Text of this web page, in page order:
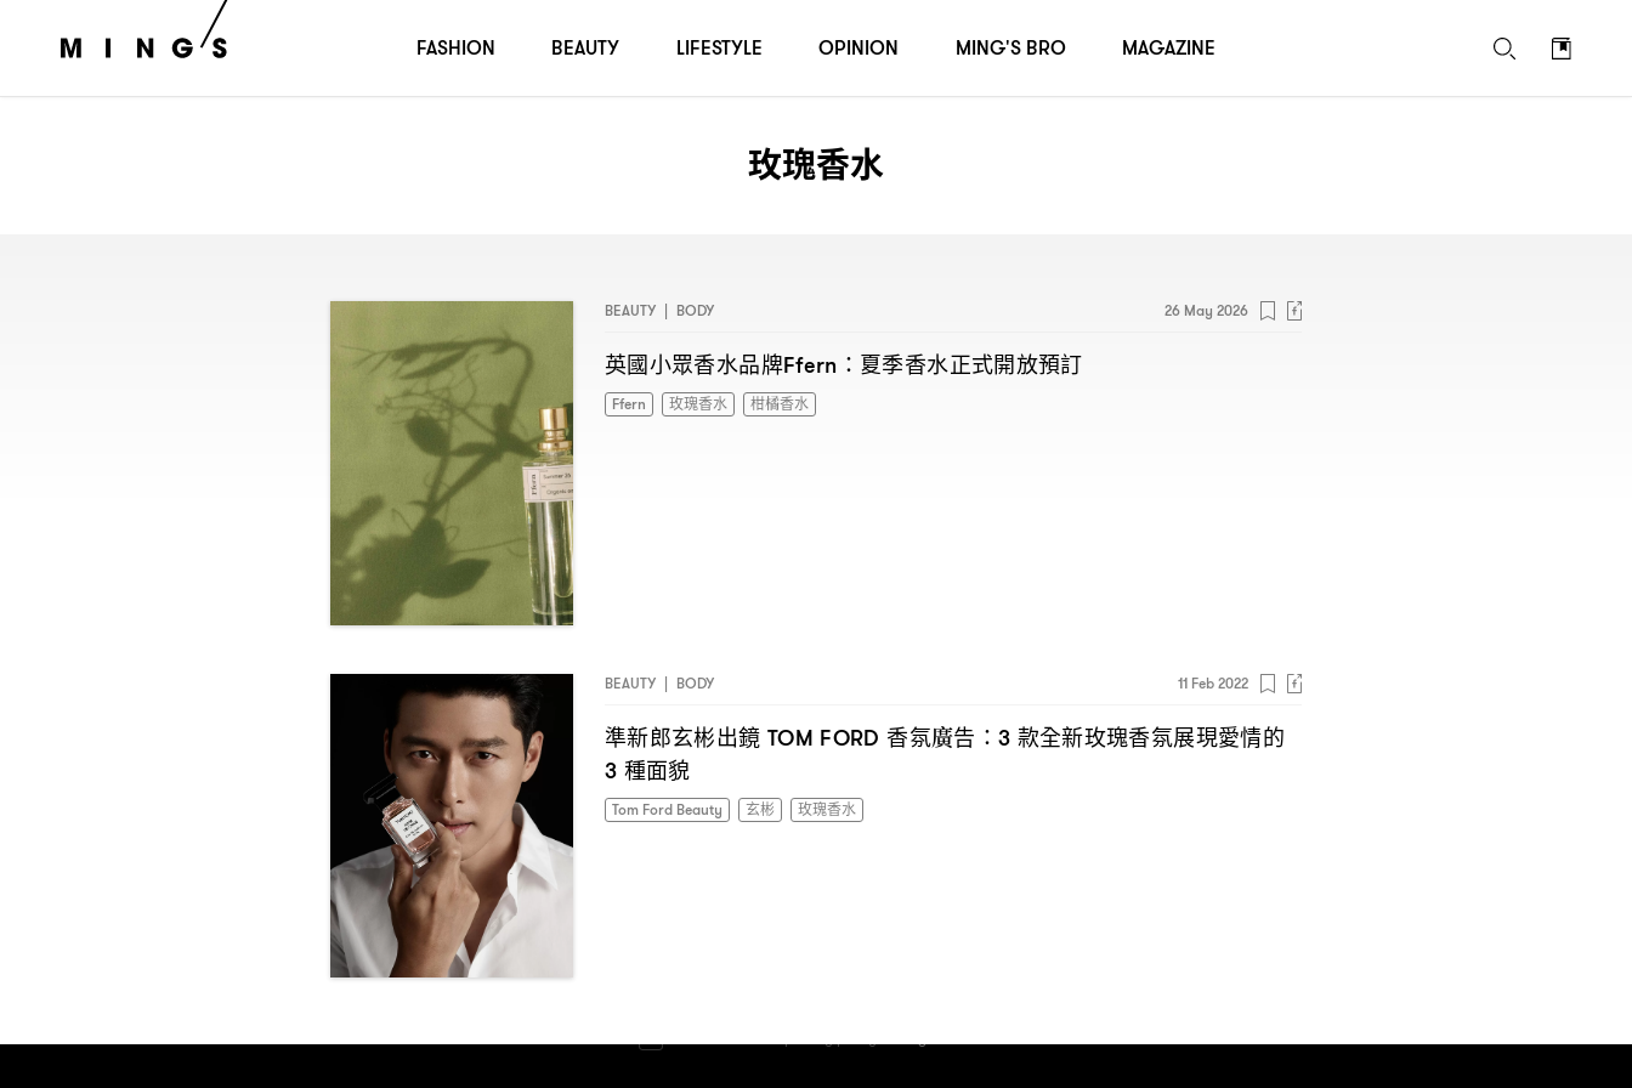
玫瑰香水
BEAUTY | BODY 26 May 2026
英國小眾香水品牌Ffern： 夏季香水正式開放預訂
Ffern 玫瑰香水 柑橘香水
BEAUTY | BODY 11 Feb 2022
準新郎玄彬出鏡 TOM FORD 香氛廣告 ：3 款全新玫瑰香氛展現愛情的
3 種面貌
Tom Ford Beauty 玄彬 玫瑰香水
FASHION BEAUTY LIFESTYLE OPINION MING'S BRO MAGAZINE